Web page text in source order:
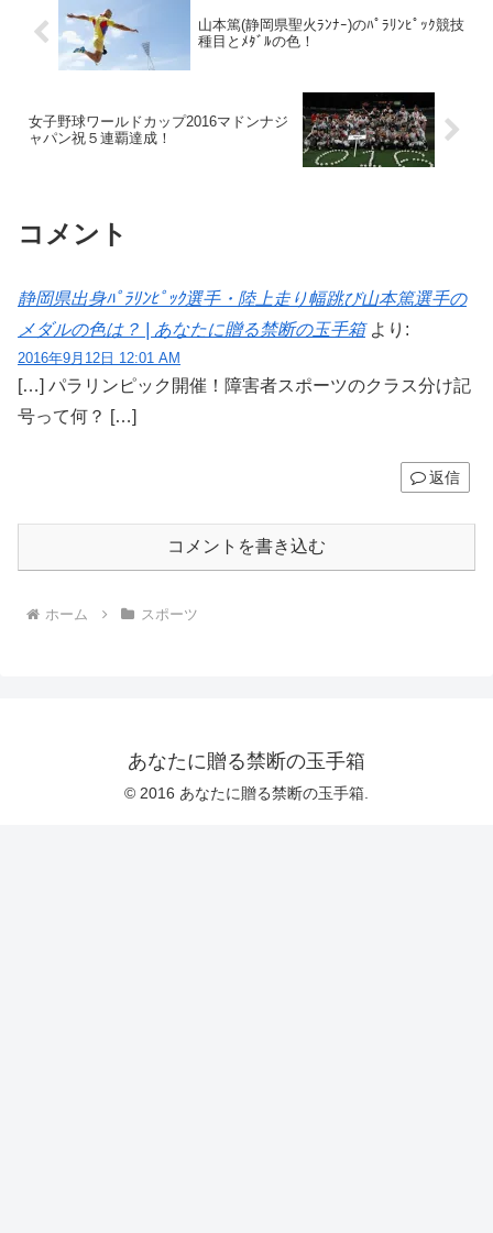
山本篤(静岡県聖火ﾗﾝﾅｰ)のﾊﾟﾗﾘﾝﾋﾟｯｸ競技
種目とﾒﾀﾞﾙの色！
女子野球ワールドカップ2016マドンナジ
ャパン祝５連覇達成！
コメント
静岡県出身ﾊﾟﾗﾘﾝﾋﾟｯｸ選手・陸上走り幅跳び山本篤選手の
メダルの色は？ | あなたに贈る禁断の玉手箱 より:
2016年9月12日 12:01 AM
[…] パラリンピック開催！障害者スポーツのクラス分け記
号って何？ […]
返信
コメントを書き込む
ホーム スポーツ
あなたに贈る禁断の玉手箱
© 2016 あなたに贈る禁断の玉手箱.